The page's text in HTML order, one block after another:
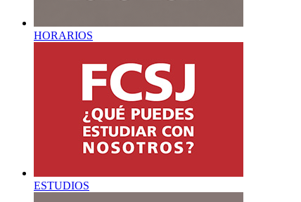
HORARIOS
ESTUDIOS